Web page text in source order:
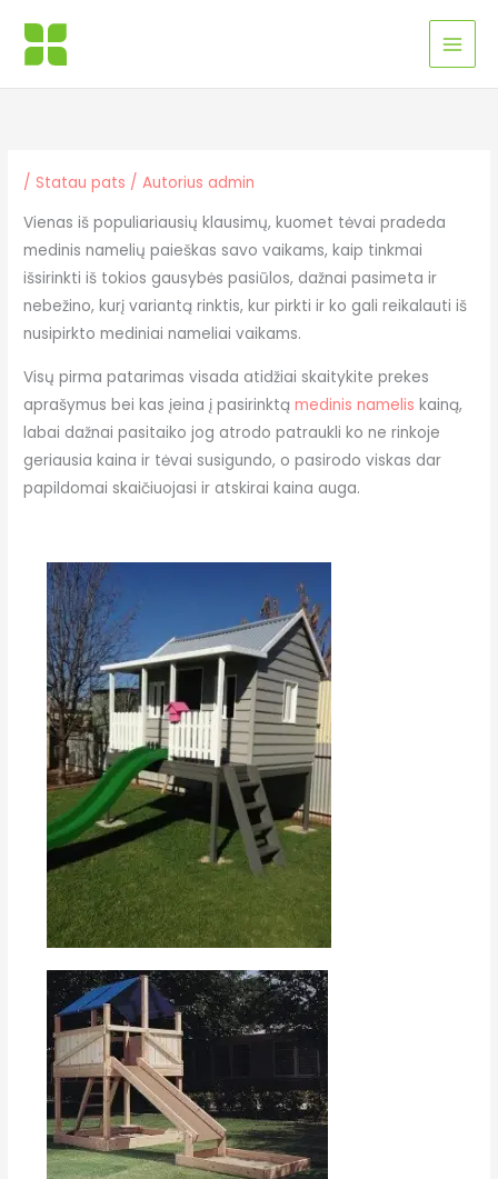
prie
turinio
/Statau pats / Autorius admin
Vienas iš populiariausių klausimų, kuomet tėvai pradeda
medinis namelių paieškas savo vaikams, kaip tinkmai
išsirinkti iš tokios gausybės pasiūlos, dažnai pasimeta ir
nebežino, kurį variantą rinktis, kur pirkti ir ko gali reikalauti iš
nusipirkto mediniai nameliai vaikams.
Visų pirma patarimas visada atidžiai skaitykite prekes
aprašymus bei kas įeina į pasirinktąmedinis namelis kainą,
labai dažnai pasitaiko jog atrodo patraukli ko ne rinkoje
geriausia kaina ir tėvai susigundo, o pasirodo viskas dar
papildomai skaičiuojasi ir atskirai kaina auga.